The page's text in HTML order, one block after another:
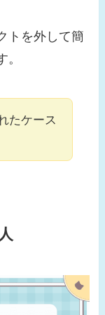
トを外して簡
たケース